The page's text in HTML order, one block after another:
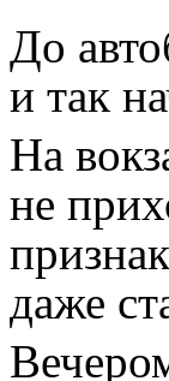
До
и так
На
не
даже